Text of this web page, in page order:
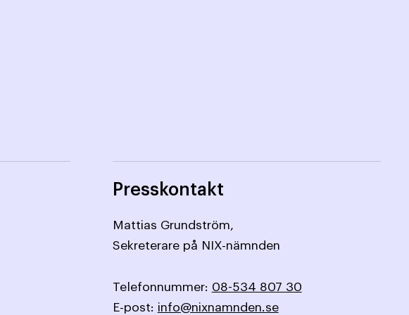
Presskontakt
Mattias Grundström,
Sekreterare på NIX-nämnden
Telefonnummer: 08-534 807 30
E-post: info@nixnamnden.se